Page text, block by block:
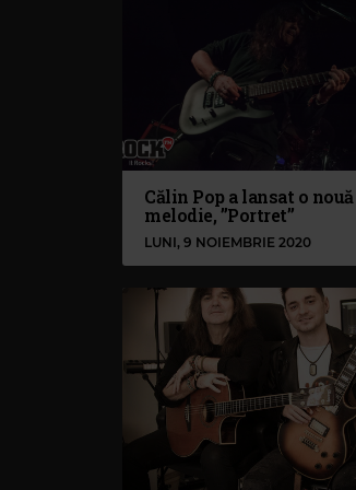
Călin Pop a lansat o nouă
melodie, ”Portret”
LUNI, 9 NOIEMBRIE 2020